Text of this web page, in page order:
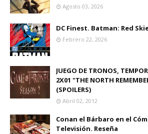
Agosto 03, 2026
DC Finest. Batman: Red
Febrero 22, 2026
JUEGO DE TRONOS,
2X01 "THE NORTH
(SPOILERS)
Abril 02, 2012
Conan el Bárbaro en el
Televisión. Reseña